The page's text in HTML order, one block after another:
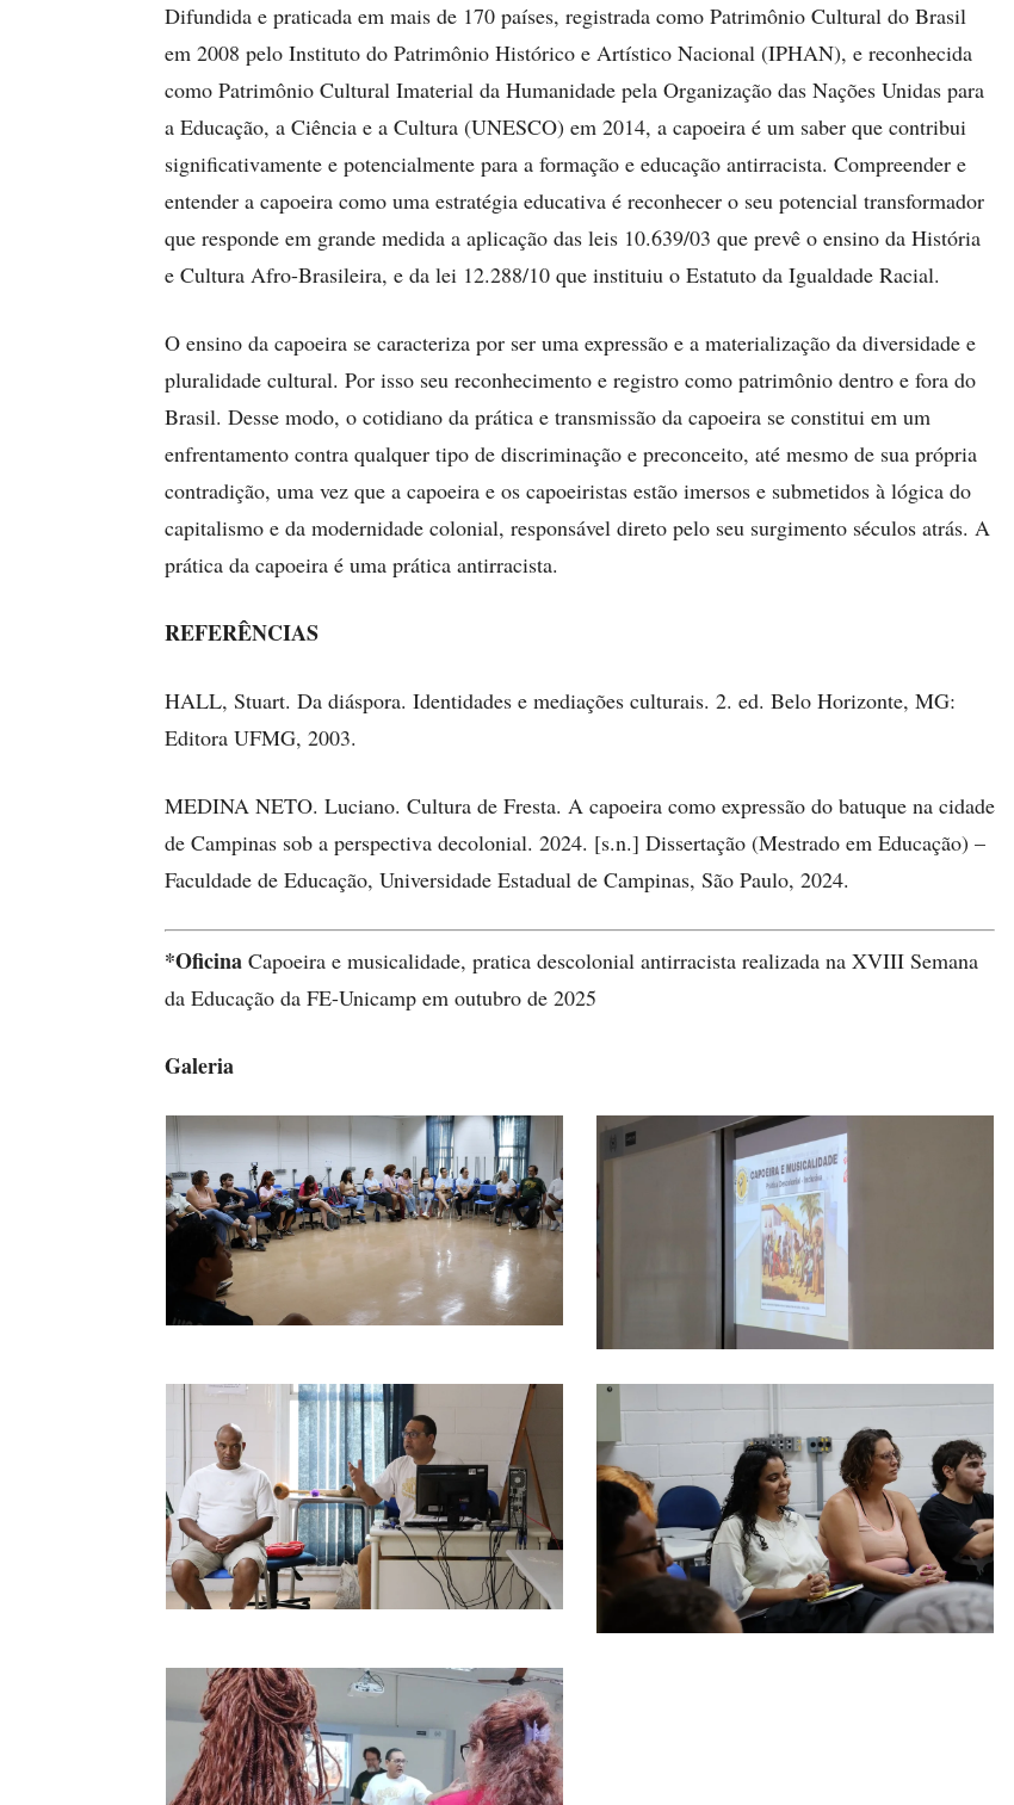
Difundida e praticada em mais de 170 países, registrada como Patrimônio Cultural do Brasil
em 2008 pelo Instituto do Patrimônio Histórico e Artístico Nacional (IPHAN), e reconhecida
como Patrimônio Cultural Imaterial da Humanidade pela Organização das Nações Unidas para
a Educação, a Ciência e a Cultura (UNESCO) em 2014, a capoeira é um saber que contribui
significativamente e potencialmente para a formação e educação antirracista. Compreender e
entender a capoeira como uma estratégia educativa é reconhecer o seu potencial transformador
que responde em grande medida a aplicação das leis 10.639/03 que prevê o ensino da História
e Cultura Afro-Brasileira, e da lei 12.288/10 que instituiu o Estatuto da Igualdade Racial.
O ensino da capoeira se caracteriza por ser uma expressão e a materialização da diversidade e
pluralidade cultural. Por isso seu reconhecimento e registro como patrimônio dentro e fora do
Brasil. Desse modo, o cotidiano da prática e transmissão da capoeira se constitui em um
enfrentamento contra qualquer tipo de discriminação e preconceito, até mesmo de sua própria
contradição, uma vez que a capoeira e os capoeiristas estão imersos e submetidos à lógica do
capitalismo e da modernidade colonial, responsável direto pelo seu surgimento séculos atrás. A
prática da capoeira é uma prática antirracista.
REFERÊNCIAS
HALL, Stuart. Da diáspora. Identidades e mediações culturais. 2. ed. Belo Horizonte, MG:
Editora UFMG, 2003.
MEDINA NETO. Luciano. Cultura de Fresta. A capoeira como expressão do batuque na cidade
de Campinas sob a perspectiva decolonial. 2024. [s.n.] Dissertação (Mestrado em Educação) –
Faculdade de Educação, Universidade Estadual de Campinas, São Paulo, 2024.
*Oficina Capoeira e musicalidade, pratica descolonial antirracista realizada na XVIII Semana
da Educação da FE-Unicamp em outubro de 2025
Galeria